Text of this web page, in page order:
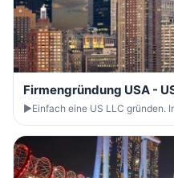
Firmengründung USA -
►Einfach eine US LLC gründen.